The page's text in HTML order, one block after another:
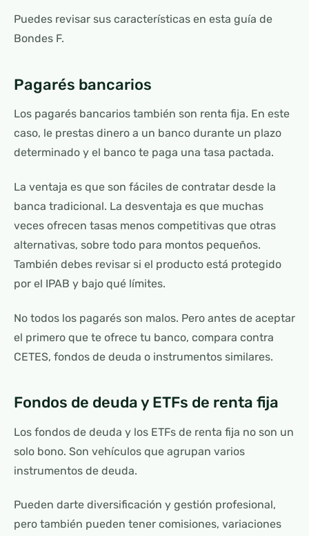
Puedes revisar sus características en esta guía de
Bondes F.
Pagarés bancarios
Los pagarés bancarios también son renta fija. En este
caso, le prestas dinero a un banco durante un plazo
determinado y el banco te paga una tasa pactada.
La ventaja es que son fáciles de contratar desde la
banca tradicional. La desventaja es que muchas
veces ofrecen tasas menos competitivas que otras
alternativas, sobre todo para montos pequeños.
También debes revisar si el producto está protegido
por el IPAB y bajo qué límites.
No todos los pagarés son malos. Pero antes de aceptar
el primero que te ofrece tu banco, compara contra
CETES, fondos de deuda o instrumentos similares.
Fondos de deuda y ETFs de renta fija
Los fondos de deuda y los ETFs de renta fija no son un
solo bono. Son vehículos que agrupan varios
instrumentos de deuda.
Pueden darte diversificación y gestión profesional,
pero también pueden tener comisiones, variaciones